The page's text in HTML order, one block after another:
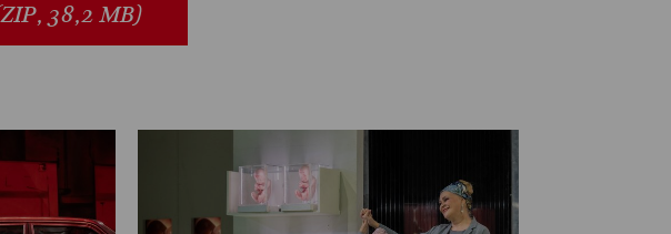
38,2 MB)